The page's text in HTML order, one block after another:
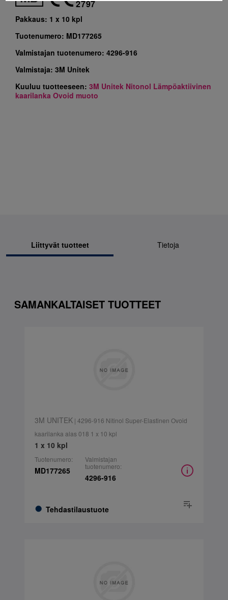
2797
Pakkaus: 1 x 10 kpl
Tuotenumero: MD177265
Valmistajan tuotenumero: 4296-916
Valmistaja: 3M Unitek
Kuuluu tuotteeseen: 3M Unitek Nitonol Lämpöaktiivinen
kaarilanka Ovoid muoto
Liittyvät tuotteet Tietoja
SAMANKALTAISET TUOTTEET
3M UNITEK| 4296-916 Nitinol Super-Elastinen Ovoid
kaarilanka alas 018 1 x 10 kpl
1 x 10 kpl
Tuotenumero:
MD177265
Tehdastilaustuote
Valmistajan
tuotenumero:
4296-916